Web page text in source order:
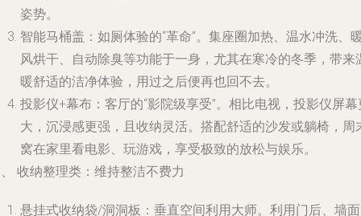
姿势。
智能马桶盖：如厕体验的“革命”。集座圈加热、温水冲洗、
风烘干、自动除臭等功能于一身，尤其在寒冷的冬季，带来
暖舒适的洁净体验，用过之后便再也回不去。
投影仪+幕布：客厅的“影院级享受”。相比电视，投影仪屏幕
大，沉浸感更强，且收纳灵活。搭配舒适的沙发或躺椅，周
窝在家里看电影、玩游戏，享受极致的放松与娱乐。
收纳整理类：维持整洁不费力
悬挂式收纳袋/洞洞板：垂直空间利用大师。利用门后、墙